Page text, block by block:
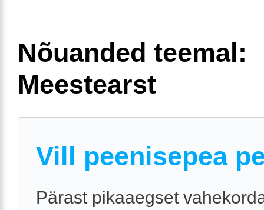
Nõuanded teemal:
Meestearst
Vill peenisepea
Pärast pikaaegset